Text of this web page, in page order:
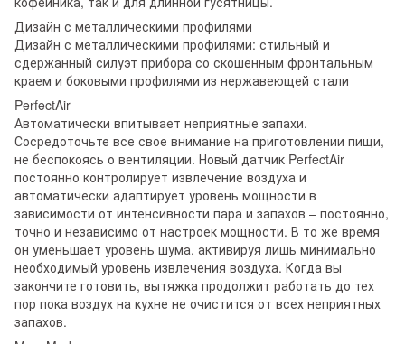
Дизайн с металлическими профилями
Дизайн с металлическими профилями: стильный и
сдержанный силуэт прибора со скошенным фронтальным
краем и боковыми профилями из нержавеющей стали
PerfectAir
Автоматически впитывает неприятные запахи.
Сосредоточьте все свое внимание на приготовлении пищи,
не беспокоясь о вентиляции. Новый датчик PerfectAir
постоянно контролирует извлечение воздуха и
автоматически адаптирует уровень мощности в
зависимости от интенсивности пара и запахов – постоянно,
точно и независимо от настроек мощности. В то же время
он уменьшает уровень шума, активируя лишь минимально
необходимый уровень извлечения воздуха. Когда вы
закончите готовить, вытяжка продолжит работать до тех
пор пока воздух на кухне не очистится от всех неприятных
запахов.